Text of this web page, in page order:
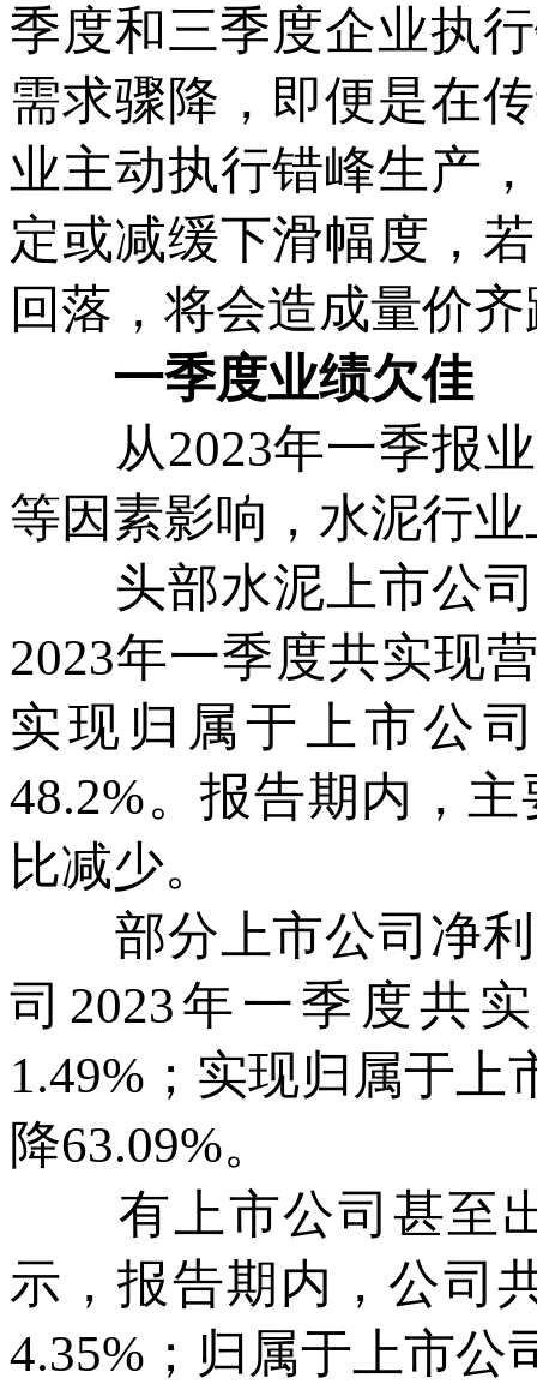
季度和三季度企业执
需求骤降，即便是在
业主动执行错峰生产
定或减缓下滑幅度，
回落，将会造成量价
一季度业绩欠佳
从2023年一季报业
等因素影响，水泥行
头部水泥上市公司
2023年一季度共实现
实现归属于上市公
48.2%。报告期内，
比减少。
部分上市公司净利
司2023年一季度共
1.49%；实现归属于上
降63.09%。
有上市公司甚至出
示，报告期内，公司
4.35%；归属于上市公